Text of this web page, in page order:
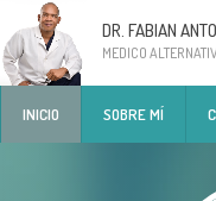
DR. FABIAN
MEDICO
INICIO SOBRE MÍ